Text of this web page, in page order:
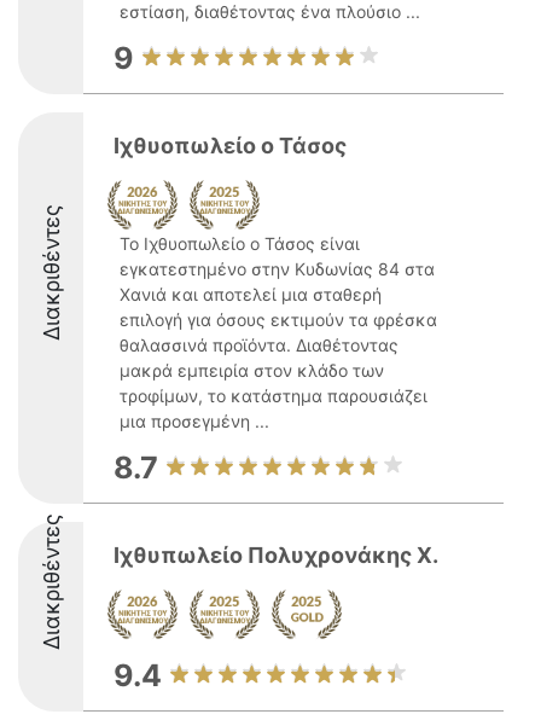
εστίαση, διαθέτοντας ένα πλούσιο ...
9
Διακριθέντες
Ιχθυοπωλείο ο Τάσος
Το Ιχθυοπωλείο ο Τάσος είναι
εγκατεστημένο στην Κυδωνίας 84 στα
Χανιά και αποτελεί μια σταθερή
επιλογή για όσους εκτιμούν τα φρέσκα
θαλασσινά προϊόντα. Διαθέτοντας
μακρά εμπειρία στον κλάδο των
τροφίμων, το κατάστημα παρουσιάζει
μια προσεγμένη ...
8.7
Διακριθέντες Ιχθυπωλείο Πολυχρονάκης Χ.
9.4